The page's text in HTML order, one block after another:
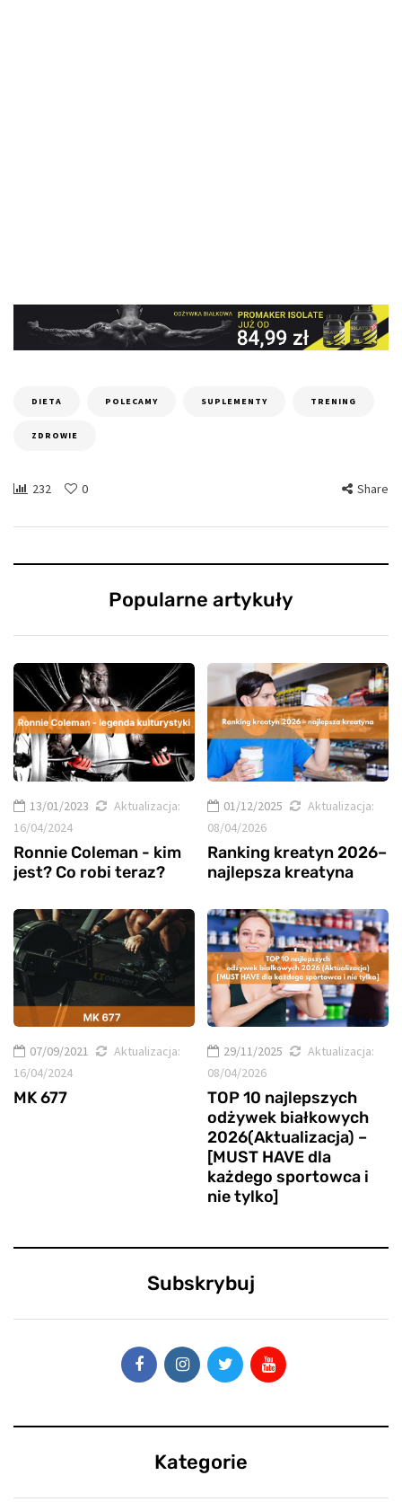
DIETA POLECAMY SUPLEMENTY TRENING
ZDROWIE
232 0 Share
Popularne artykuły
13/01/2023
Aktualizacja:
16/04/2024
Ronnie Coleman - kim
jest? Co robi teraz?
01/12/2025
Aktualizacja:
08/04/2026
Ranking kreatyn 2026–
najlepsza kreatyna
07/09/2021
Aktualizacja:
16/04/2024
MK 677
29/11/2025
Aktualizacja:
08/04/2026
TOP 10 najlepszych
odżywek białkowych
2026(Aktualizacja) –
[MUST HAVE dla
każdego sportowca i
nie tylko]
Subskrybuj
Kategorie